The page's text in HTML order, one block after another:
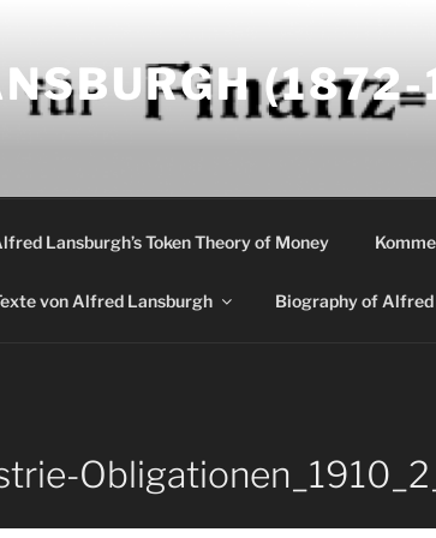
Lansburgh’s Token Theory of Money
von Alfred Lansburgh Biography of